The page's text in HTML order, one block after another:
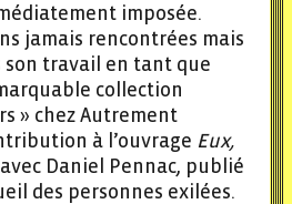
imposée.
jamais rencontrées mais
son travail en tant que
collection
» chez Autrement
à l’ouvrage Eux,
Daniel Pennac, publié
des personnes exilées.